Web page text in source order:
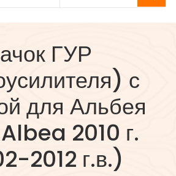
ГУР
с
для Альбея
2010 г.
2012 г.в.)